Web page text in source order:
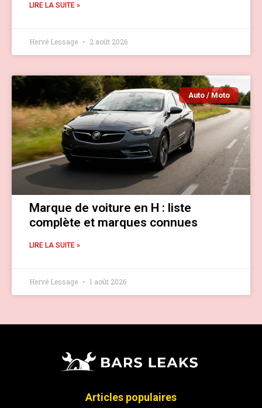
LIRE LA SUITE »
Hervé Lessage 2 août 2026
Auto / Moto
Marque de voiture en H : liste
complète et marques connues
LIRE LA SUITE »
Hervé Lessage 1 août 2026
Articles populaires